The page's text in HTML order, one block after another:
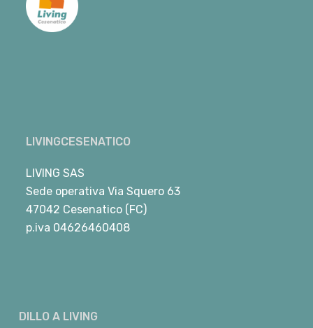
LIVINGCESENATICO
LIVING SAS
Sede operativa Via Squero 63
47042 Cesenatico (FC)
p.iva 04626460408
DILLO A LIVING